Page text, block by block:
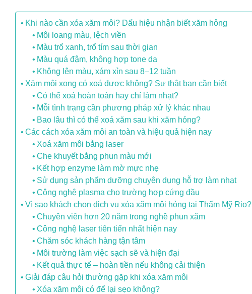
Khi nào cần xóa xăm môi? Dấu hiệu nhận biết xăm hỏng
Môi loang màu, lệch viền
Màu trổ xanh, trổ tím sau thời gian
Màu quá đậm, không hợp tone da
Không lên màu, xám xỉn sau 8–12 tuần
Xăm môi xong có xoá được không? Sự thật bạn cần biết
Có thể xoá hoàn toàn hay chỉ làm nhạt?
Mỗi tình trạng cần phương pháp xử lý khác nhau
Bao lâu thì có thể xoá xăm sau khi xăm hỏng?
Các cách xóa xăm môi an toàn và hiệu quả hiện nay
Xoá xăm môi bằng laser
Che khuyết bằng phun màu mới
Kết hợp enzyme làm mờ mực nhẹ
Sử dụng sản phẩm dưỡng chuyên dụng hỗ trợ làm nhạt
Công nghệ plasma cho trường hợp cứng đầu
Vì sao khách chọn dịch vụ xóa xăm môi hỏng tại Thẩm Mỹ Rio?
Chuyên viên hơn 20 năm trong nghề phun xăm
Công nghệ laser tiên tiến nhất hiện nay
Chăm sóc khách hàng tận tâm
Môi trường làm việc sạch sẽ và hiện đại
Kết quả thực tế – hoàn tiền nếu không cải thiện
Giải đáp câu hỏi thường gặp khi xóa xăm môi
Xóa xăm môi có để lại sẹo không?